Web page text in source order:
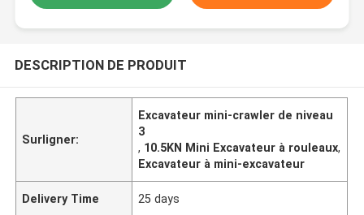
DESCRIPTION DE PRODUIT
Surligner:
Excavateur mini-crawler de niveau
3
, 10.5KN Mini Excavateur à rouleaux,
Excavateur à mini-excavateur
Delivery Time 25 days